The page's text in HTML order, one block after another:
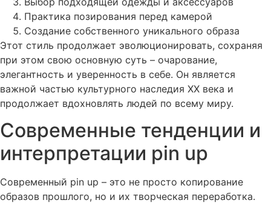
Практика позирования перед камерой
Создание собственного уникального образа
Этот стиль продолжает эволюционировать, сохраняя
при этом свою основную суть – очарование,
элегантность и уверенность в себе. Он является
важной частью культурного наследия XX века и
продолжает вдохновлять людей по всему миру.
Современные тенденции и
интерпретации pin up
Современный pin up – это не просто копирование
образов прошлого, но и их творческая переработка.